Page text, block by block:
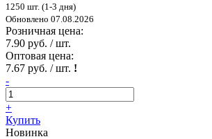
1250 шт. (1-3 дня)
Обновлено 07.08.2026
Розничная цена:
7.90 руб. / шт.
Оптовая цена:
7.67 руб. / шт. !
-
+
Купить
Новинка